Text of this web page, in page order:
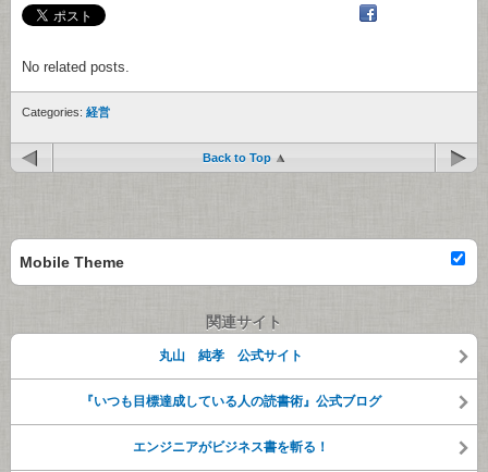
No related posts.
Categories: 経営
Back to Top
Mobile Theme
関連サイト
丸山 純孝 公式サイト
『いつも目標達成している人の読書術』公式ブログ
エンジニアがビジネス書を斬る！